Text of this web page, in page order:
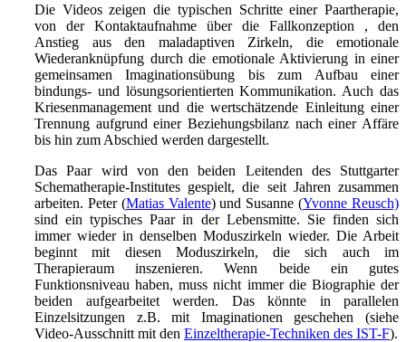
Die Videos zeigen die typischen Schritte einer Paartherapie,
von der Kontaktaufnahme über die Fallkonzeption , den
Anstieg aus den maladaptiven Zirkeln, die emotionale
Wiederanknüpfung durch die emotionale Aktivierung in einer
gemeinsamen Imaginationsübung bis zum Aufbau einer
bindungs- und lösungsorientierten Kommunikation. Auch das
Kriesenmanagement und die wertschätzende Einleitung einer
Trennung aufgrund einer Beziehungsbilanz nach einer Affäre
bis hin zum Abschied werden dargestellt.
Das Paar wird von den beiden Leitenden des Stuttgarter
Schematherapie-Institutes gespielt, die seit Jahren zusammen
arbeiten. Peter (Matias Valente) und Susanne (Yvonne Reusch)
sind ein typisches Paar in der Lebensmitte. Sie finden sich
immer wieder in denselben Moduszirkeln wieder. Die Arbeit
beginnt mit diesen Moduszirkeln, die sich auch im
Therapieraum inszenieren. Wenn beide ein gutes
Funktionsniveau haben, muss nicht immer die Biographie der
beiden aufgearbeitet werden. Das könnte in parallelen
Einzelsitzungen z.B. mit Imaginationen geschehen (siehe
Video-Ausschnitt mit den Einzeltherapie-Techniken des IST-F).